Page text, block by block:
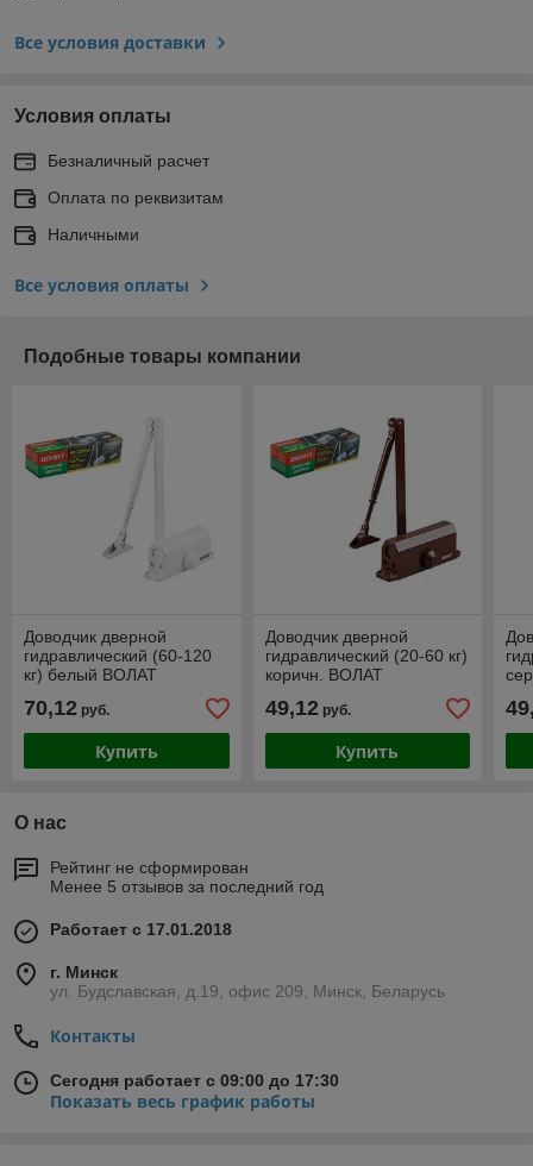
Все условия доставки
Условия оплаты
Безналичный расчет
Оплата по реквизитам
Наличными
Все условия оплаты
Подобные товары компании
Доводчик дверной
гидравлический (60-120
кг) белый ВОЛАТ
70,12 руб.
Купить
Доводчик дверной
гидравлический (20-60 кг)
коричн. ВОЛАТ
49,12руб.
Купить
О нас
Рейтинг не сформирован
Менее 5 отзывов за последний год
Работает с 17.01.2018
г. Минск
ул. Будславская, д.19, офис 209, Минск, Беларусь
Контакты
Сегодня работает с 09:00 до 17:30
Показать весь график работы